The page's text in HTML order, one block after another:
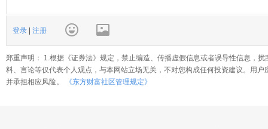
登录 注册
郑重声明： 1.根据《证券法》规定，禁止编造、传播虚假信息或者误导性信息，
料、言论等仅代表个人观点，与本网站立场无关，不对您构成任何投资建议。用
并承担相应风险。
《东方财富社区管理规定》